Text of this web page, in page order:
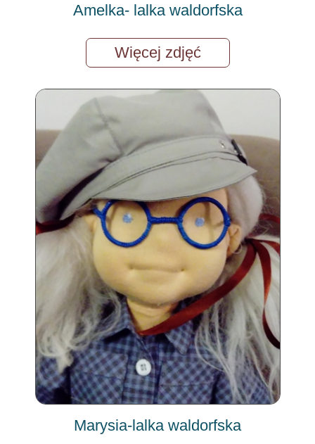
Amelka- lalka waldorfska
Więcej zdjęć
Marysia-lalka waldorfska